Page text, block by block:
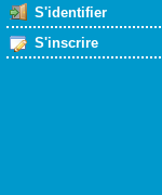
S'identifier
S'inscrire